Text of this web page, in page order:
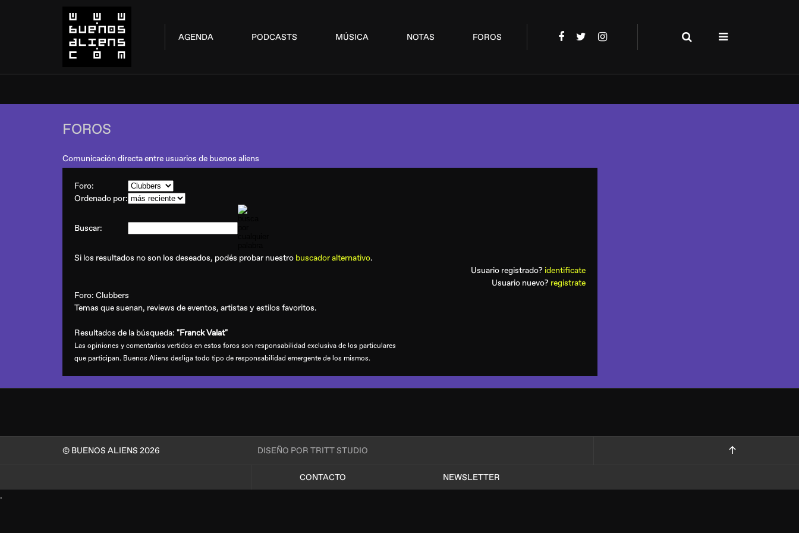
AGENDA PODCASTS MÚSICA NOTAS FOROS
FOROS
Comunicación directa entre usuarios de buenos aliens
Foro:
Ordenado por:
Buscar:
Si los resultados no son los deseados, podés probar nuestro buscador alternativo.
Usuario registrado? identificate
Usuario nuevo? registrate
Foro: Clubbers
Temas que suenan, reviews de eventos, artistas y estilos favoritos.
Resultados de la búsqueda: "Franck Valat"
Las opiniones y comentarios vertidos en estos foros son responsabilidad exclusiva de los particulares
que participan. Buenos Aliens desliga todo tipo de responsabilidad emergente de los mismos.
© BUENOS ALIENS 2026 DISEÑO POR TRITT STUDIO
CONTACTO
NEWSLETTER
.